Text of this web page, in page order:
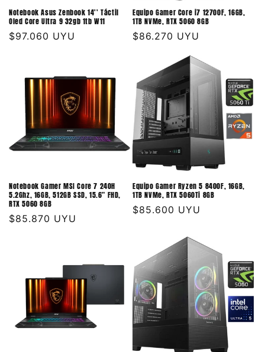
Notebook Asus Zenbook 14'' Táctil
Oled Core Ultra 9 32gb 1tb W11
Precio
$97.060 UYU
Equipo Gamer Core i7 12700F, 16GB,
1TB NVMe, RTX 5060 8GB
Precio
$86.270 UYU
Notebook Gamer MSI Core 7 240H
5.2Ghz, 16GB, 512GB SSD, 15.6" FHD,
RTX 5060 8GB
Precio
$85.870 UYU
Equipo Gamer Ryzen 5 8400F, 16GB,
1TB NVMe, RTX 5060Ti 8GB
Precio
$85.600 UYU